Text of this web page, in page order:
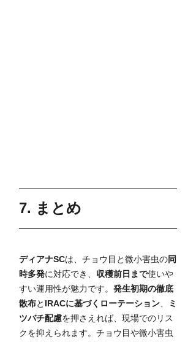
7. まとめ
ディアナSCは、チョウ目と微小害虫の同
時多発に対応でき、 収穫前日まで使いや
すい運用性が魅力です。 発生初期の徹底
散布と IRACに基づくローテーション、
ミ
ツバチ配慮を押さえれば、現場でのリス
クを抑えられます。チョウ目や微小害虫